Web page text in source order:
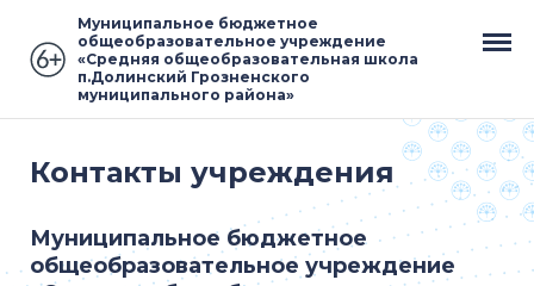
Муниципальное бюджетное
общеобразовательное учреждение
«Средняя общеобразовательная школа
п.Долинский Грозненского
муниципального района»
Контакты учреждения
Муниципальное бюджетное
общеобразовательное учреждение